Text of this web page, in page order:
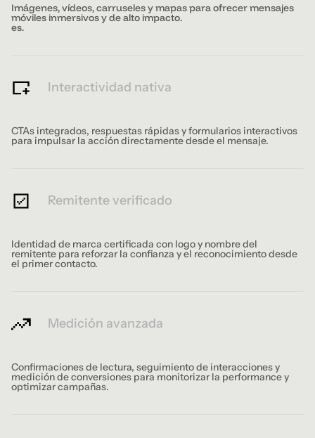
Imágenes, vídeos, carruseles y mapas para ofrecer mensajes
móviles inmersivos y de alto impacto.
es.
Interactividad nativa
CTAs integrados, respuestas rápidas y formularios interactivos
para impulsar la acción directamente desde el mensaje.
Remitente verificado
Identidad de marca certificada con logo y nombre del
remitente para reforzar la confianza y el reconocimiento desde
el primer contacto.
Medición avanzada
Confirmaciones de lectura, seguimiento de interacciones y
medición de conversiones para monitorizar la performance y
optimizar campañas.